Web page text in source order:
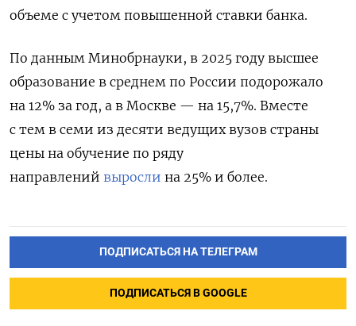
объеме с учетом повышенной ставки банка.
По данным Минобрнауки, в 2025 году высшее
образование в среднем по России подорожало
на 12% за год, а в Москве — на 15,7%. Вместе
с тем в семи из десяти ведущих вузов страны
цены на обучение по ряду
направлений выросли на 25% и более.
ПОДПИСАТЬСЯ НА ТЕЛЕГРАМ
ПОДПИСАТЬСЯ В GOOGLE